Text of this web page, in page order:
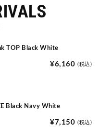
TOP Black White
¥6,160 (税込)
Black Navy White
¥7,150 (税込)